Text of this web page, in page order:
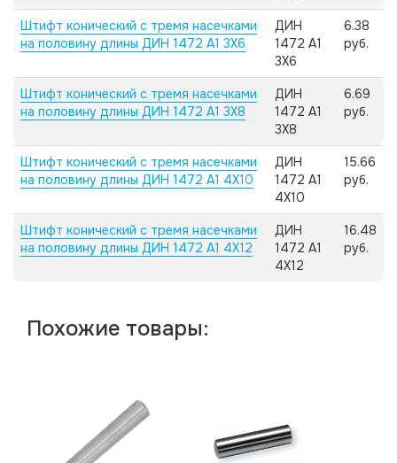
Штифт конический с тремя насечками
на половину длины ДИН 1472 А1 3X6
ДИН
1472 А1
3X6
6.38
руб.
Штифт конический с тремя насечками
на половину длины ДИН 1472 А1 3X8
ДИН
1472 А1
3X8
6.69
руб.
Штифт конический с тремя насечками
на половину длины ДИН 1472 А1 4X10
ДИН
1472 А1
4X10
15.66
руб.
Штифт конический с тремя насечками
на половину длины ДИН 1472 А1 4X12
ДИН
1472 А1
4X12
16.48
руб.
Похожие товары: